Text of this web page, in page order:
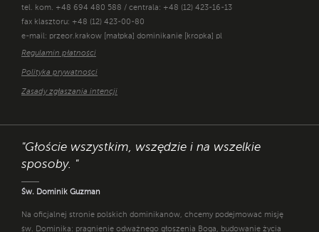
tel. kom. +48 694 480 588 / centrala: +48 (12) 423-16-13
fax klasztoru: +48 (12) 423-00-80
e-mail: przeor.krakow [małpka] dominikanie [kropka] pl
Regulamin płatności
Polityka prywatności
Zasady zgłaszania intencji
"Głoście wszystkim, wszędzie i na wszelkie
sposoby. "
Św. Dominik Guzman
Na oficjalnej stronie polskich dominikanów, chcemy podejmować misję
św. Dominika: pragnienie odważnego głoszenia Boga, budowanie życia